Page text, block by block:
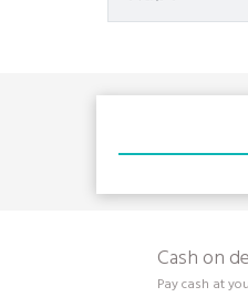
Cash on
Pay cash at